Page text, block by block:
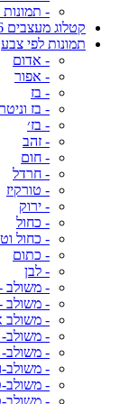
- תמונות
קטלוג מעצבים 2026
תמונות לפי צבע
- אדום
- אפור
- בז
- בז
- בז׳
- זהב
- חום
- חרדל
- טורקיז
- ירוק
- כחול
- כחול
- כתום
- לבן
- משולב -
- משולב
- משולב
- משולב-
-
- משולב-
- משולב-
- משולב-